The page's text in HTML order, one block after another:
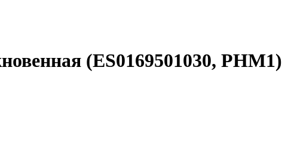
(ES0169501030, PHM1)